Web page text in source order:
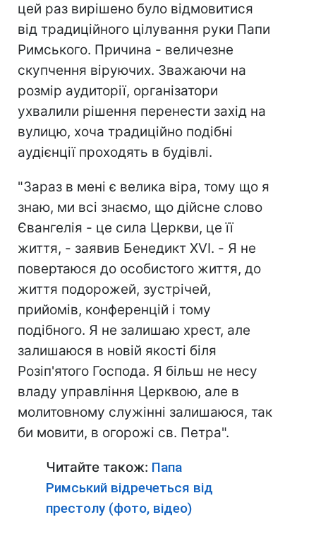
цей раз вирішено було відмовитися
від традиційного цілування руки Папи
Римського. Причина - величезне
скупчення віруючих. Зважаючи на
розмір аудиторії, організатори
ухвалили рішення перенести захід на
вулицю, хоча традиційно подібні
аудієнції проходять в будівлі.
"Зараз в мені є велика віра, тому що я
знаю, ми всі знаємо, що дійсне слово
Євангелія - це сила Церкви, це її
життя, - заявив Бенедикт XVI. - Я не
повертаюся до особистого життя, до
життя подорожей, зустрічей,
прийомів, конференцій і тому
подібного. Я не залишаю хрест, але
залишаюся в новій якості біля
Розіп'ятого Господа. Я більш не несу
владу управління Церквою, але в
молитовному служінні залишаюся, так
би мовити, в огорожі св. Петра".
Читайте також: Папа
Римський відречеться від
престолу (фото, відео)